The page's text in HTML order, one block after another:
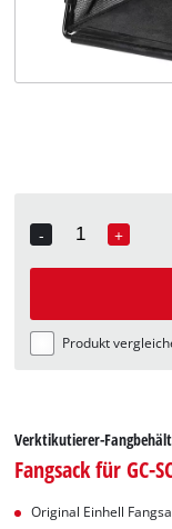
-
Quantity
+
Produkt
Verktikutierer-
Fangsack für GC-
Original Einhell